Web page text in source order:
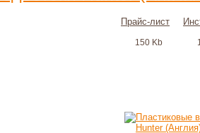
Прайс-лист
150 Kb